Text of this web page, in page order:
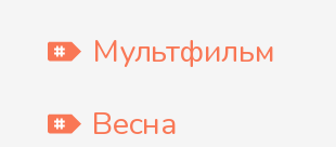
Мультфильм
Весна